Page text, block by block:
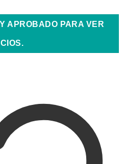
APROBADO PARA VER